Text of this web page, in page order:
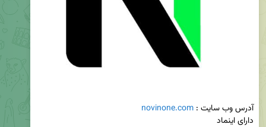
آدرس وب سایت : novinone.com